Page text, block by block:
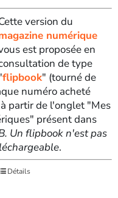
version du
numérique
est proposée en
de type
flipbook" (tourné de
numéro acheté
partir de l'onglet "Mes
présent dans
Un flipbook n'est pas
.
Détails